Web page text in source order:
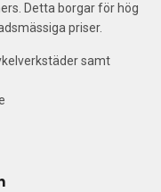
Detta borgar för hög
priser.
samt